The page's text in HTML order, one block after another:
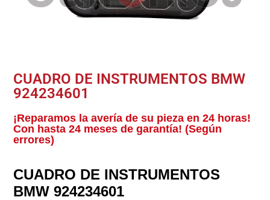
CUADRO DE INSTRUMENTOS BMW
924234601
¡Reparamos la avería de su pieza en 24 horas!
Con hasta 24 meses de garantía! (Según
errores)
CUADRO DE INSTRUMENTOS
BMW 924234601